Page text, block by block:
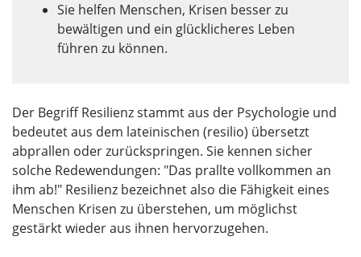
Sie helfen Menschen, Krisen besser zu
bewältigen und ein glücklicheres Leben
führen zu können.
Der Begriff Resilienz stammt aus der Psychologie und
bedeutet aus dem lateinischen (resilio) übersetzt
abprallen oder zurückspringen. Sie kennen sicher
solche Redewendungen: "Das prallte vollkommen an
ihm ab!" Resilienz bezeichnet also die Fähigkeit eines
Menschen Krisen zu überstehen, um möglichst
gestärkt wieder aus ihnen hervorzugehen.